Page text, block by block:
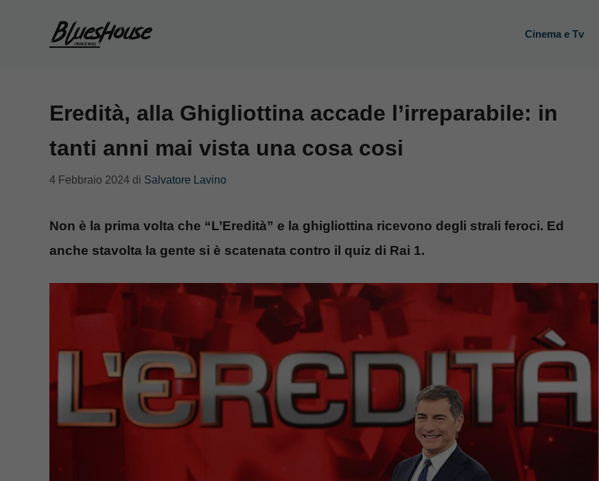
Cinema e Tv
Eredità, alla Ghigliottina accade l’irreparabile: in
tanti anni mai vista una cosa cosi
4 Febbraio 2024 di Salvatore Lavino
Non è la prima volta che “L’Eredità” e la ghigliottina ricevono degli strali feroci. Ed
anche stavolta la gente si è scatenata contro il quiz di Rai 1.